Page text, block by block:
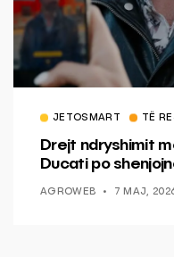
JETOSMART TË
Drejt ndryshimit
Ducati po
AGROWEB 7 MAJ,